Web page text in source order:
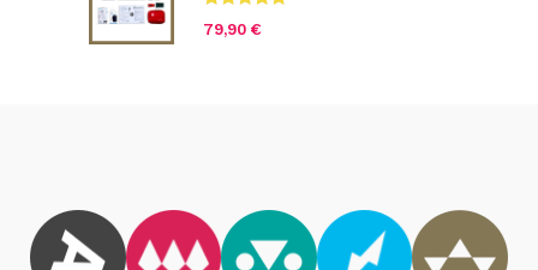
Valorado con
5.00de 5
79,90 €